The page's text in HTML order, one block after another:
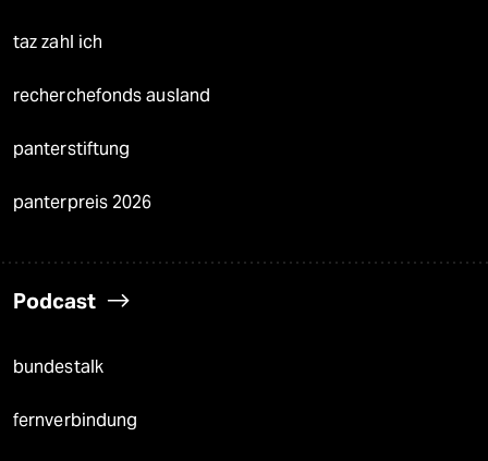
taz zahl ich
recherchefonds ausland
panterstiftung
panterpreis 2026
Podcast
bundestalk
fernverbindung